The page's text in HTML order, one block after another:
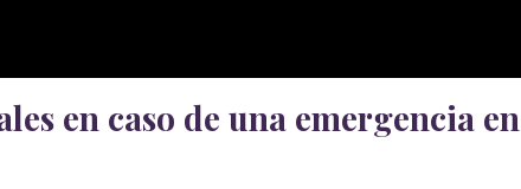
en caso de una emergencia en